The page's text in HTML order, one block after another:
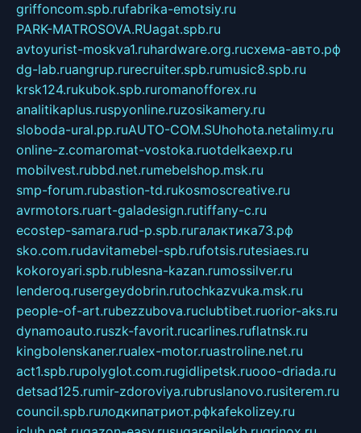
griffoncom.spb.rufabrika-emotsiy.ru
PARK-MATROSOVA.RUagat.spb.ru
avtoyurist-moskva1.ruhardware.org.ruсхема-авто.рф
dg-lab.ruangrup.rurecruiter.spb.rumusic8.spb.ru
krsk124.rukubok.spb.ruromanofforex.ru
analitikaplus.ruspyonline.ruzosikamery.ru
sloboda-ural.pp.ruAUTO-COM.SUhohota.netalimy.ru
online-z.comaromat-vostoka.ruotdelkaexp.ru
mobilvest.rubbd.net.rumebelshop.msk.ru
smp-forum.rubastion-td.rukosmoscreative.ru
avrmotors.ruart-galadesign.rutiffany-c.ru
ecostep-samara.rud-p.spb.ruгалактика73.рф
sko.com.rudavitamebel-spb.rufotsis.rutesiaes.ru
kokoroyari.spb.rublesna-kazan.rumossilver.ru
lenderoq.rusergeydobrin.rutochkazvuka.msk.ru
people-of-art.rubezzubova.ruclubtibet.ruorior-aks.ru
dynamoauto.ruszk-favorit.rucarlines.ruflatnsk.ru
kingbolenskaner.rualex-motor.ruastroline.net.ru
act1.spb.rupolyglot.com.rugidlipetsk.ruooo-driada.ru
detsad125.rumir-zdoroviya.rubruslanovo.rusiterem.ru
council.spb.ruлодкипатриот.рфkafekolizey.ru